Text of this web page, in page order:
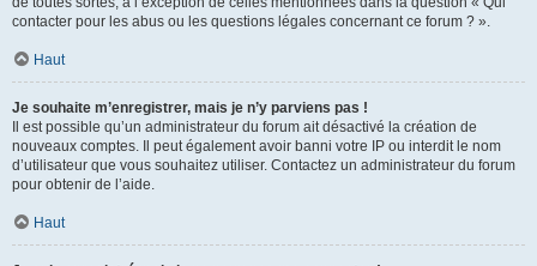
contacter pour les abus ou les questions légales concernant ce forum ? ».
Haut
Je souhaite m’enregistrer, mais je n’y parviens pas !
Il est possible qu’un administrateur du forum ait désactivé la création de
nouveaux comptes. Il peut également avoir banni votre IP ou interdit le nom
d’utilisateur que vous souhaitez utiliser. Contactez un administrateur du forum
pour obtenir de l’aide.
Haut